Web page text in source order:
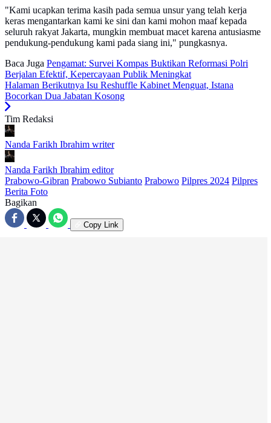
"Kami ucapkan terima kasih pada semua unsur yang telah kerja
keras mengantarkan kami ke sini dan kami mohon maaf kepada
seluruh rakyat Jakarta, mungkin membuat macet karena antusiasme
pendukung-pendukung kami pada siang ini," pungkasnya.
Baca Juga Pengamat: Survei Kompas Buktikan Reformasi Polri
Berjalan Efektif, Kepercayaan Publik Meningkat
Halaman Berikutnya Isu Reshuffle Kabinet Menguat, Istana
Bocorkan Dua Jabatan Kosong
Tim Redaksi
Nanda Farikh Ibrahim writer
Nanda Farikh Ibrahim editor
Prabowo-Gibran Prabowo Subianto Prabowo Pilpres 2024 Pilpres
Berita Foto
Bagikan
Copy Link